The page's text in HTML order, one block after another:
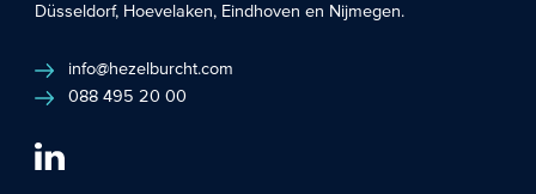
Düsseldorf, Hoevelaken, Eindhoven en Nijmegen.
info@hezelburcht.com
088 495 20 00